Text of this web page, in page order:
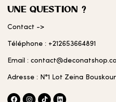
UNE QUESTION ?
Contact ->
Téléphone : +212653664891
Email :
Adresse : N°1 Lot Zeina